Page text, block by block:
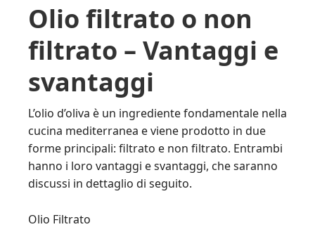
Olio filtrato o non
filtrato – Vantaggi e
svantaggi
L’olio d’oliva è un ingrediente fondamentale nella
cucina mediterranea e viene prodotto in due
forme principali: filtrato e non filtrato. Entrambi
hanno i loro vantaggi e svantaggi, che saranno
discussi in dettaglio di seguito.
Olio Filtrato